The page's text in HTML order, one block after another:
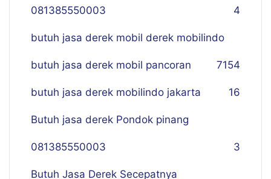
081385550003 4
butuh jasa derek mobil derek mobilindo
154
butuh jasa derek mobil pancoran 7
butuh jasa derek mobilindo jakarta 16
Butuh jasa derek Pondok pinang
081385550003 3
Butuh Jasa Derek Secepatnya